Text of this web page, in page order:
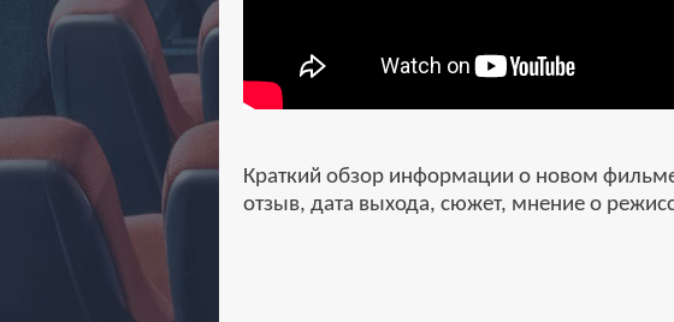
Краткий обзор информации о новом
отзыв, дата выхода, сюжет, мнение о